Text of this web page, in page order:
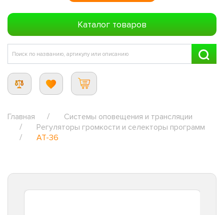
Каталог товаров
Главная
Системы оповещения и трансляции
Регуляторы громкости и селекторы программ
AT-36